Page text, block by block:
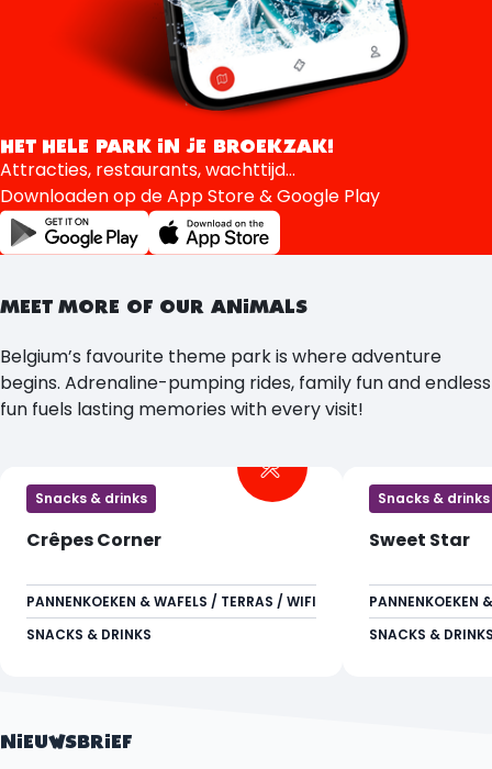
HET HELE PARK IN JE BROEKZAK!
Attracties, restaurants, wachttijd...
Downloaden op de App Store & Google Play
MEET MORE OF OUR ANIMALS
Belgium’s favourite theme park is where adventure
begins. Adrenaline-pumping rides, family fun and endless
fun fuels lasting memories with every visit!
Snacks & drinks
Crêpes Corner
PANNENKOEKEN & WAFELS / TERRAS / WIFI
SNACKS & DRINKS
Snacks & drinks
Sweet Star
PANNENKOEKEN
SNACKS &
NIEUWSBRIEF